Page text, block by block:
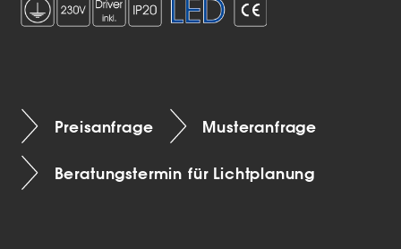
Preisanfrage Musteranfrage
Beratungstermin für Lichtplanung